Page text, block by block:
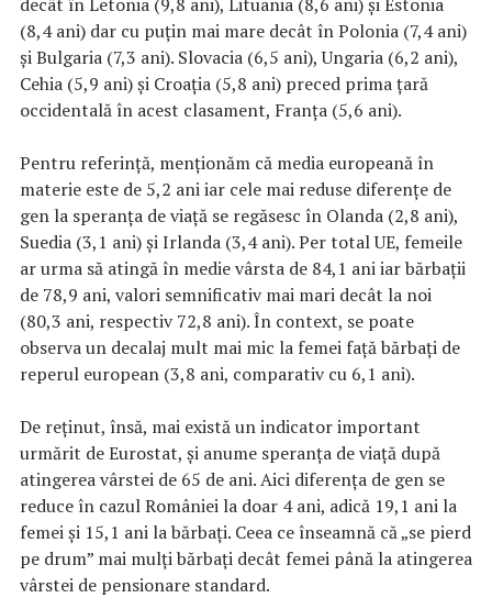
(8,4 ani) dar cu puțin mai mare decât în Polonia (7,4 ani)
și Bulgaria (7,3 ani). Slovacia (6,5 ani), Ungaria (6,2 ani),
Cehia (5,9 ani) și Croația (5,8 ani) preced prima țară
occidentală în acest clasament, Franța (5,6 ani).
Pentru referință, menționăm că media europeană în
materie este de 5,2 ani iar cele mai reduse diferențe de
gen la speranța de viață se regăsesc în Olanda (2,8 ani),
Suedia (3,1 ani) și Irlanda (3,4 ani). Per total UE, femeile
ar urma să atingă în medie vârsta de 84,1 ani iar bărbații
de 78,9 ani, valori semnificativ mai mari decât la noi
(80,3 ani, respectiv 72,8 ani). În context, se poate
observa un decalaj mult mai mic la femei față bărbați de
reperul european (3,8 ani, comparativ cu 6,1 ani).
De reținut, însă, mai există un indicator important
urmărit de Eurostat, și anume speranța de viață după
atingerea vârstei de 65 de ani. Aici diferența de gen se
reduce în cazul României la doar 4 ani, adică 19,1 ani la
femei și 15,1 ani la bărbați. Ceea ce înseamnă că „se pierd
pe drum” mai mulți bărbați decât femei până la atingerea
vârstei de pensionare standard.